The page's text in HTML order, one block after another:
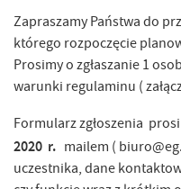
Zapraszamy Państwa do
którego rozpoczęcie
Prosimy o zgłaszanie 1
warunki regulaminu (
Formularz zgłoszenia
2020 r. mailem (
uczestnika, dane